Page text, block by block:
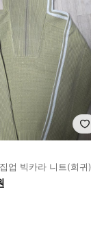
업 빅카라 니트(희귀)